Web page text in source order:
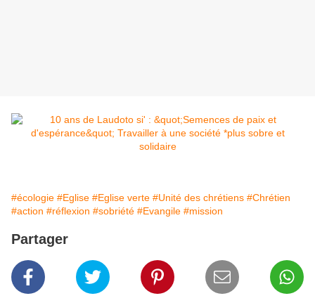
#écologie #Eglise #Eglise verte #Unité des chrétiens #Chrétien
#action #réflexion #sobriété #Evangile #mission
Partager